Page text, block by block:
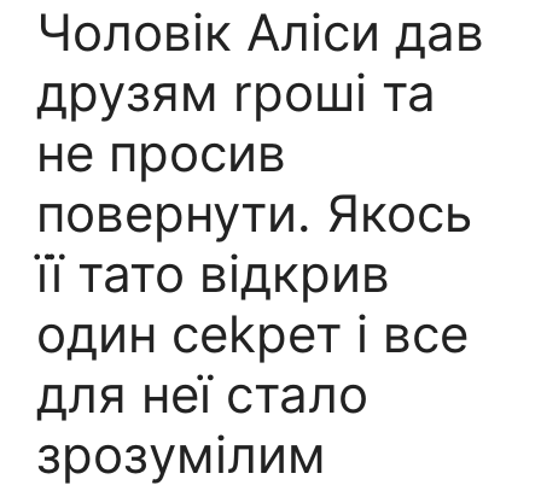
Чоловік Аліси дав
друзям rроші та
не просив
повернути. Якось
її тато відкрив
один сеkрет і все
для неї стало
зрозумілим